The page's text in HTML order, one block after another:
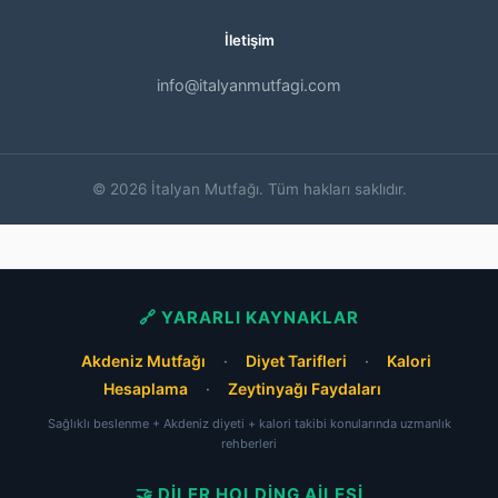
İletişim
info@italyanmutfagi.com
© 2026 İtalyan Mutfağı. Tüm hakları saklıdır.
🔗 YARARLI KAYNAKLAR
Akdeniz Mutfağı · Diyet Tarifleri ·
Kalori
Hesaplama
· Zeytinyağı Faydaları
Sağlıklı beslenme + Akdeniz diyeti + kalori takibi konularında uzmanlık
rehberleri